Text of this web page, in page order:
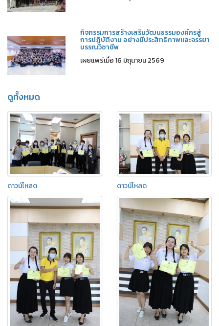
กิจกรรมการสร้างเสริมวัฒนธรรมองค์กรสู่
การปฏิบัติงาน อย่างมีประสิทธิภาพและจรรยา
บรรณวิชาชีพ
เผยแพร่เมื่อ 16 มิถุนายน 2569
ดูทั้งหมด
ดาวน์โหลด ดาวน์โหลด